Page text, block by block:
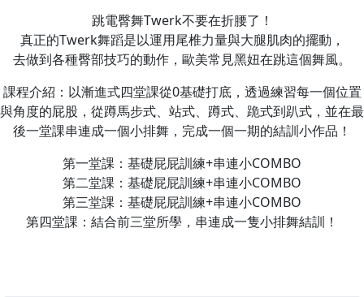
跳電臀舞Twerk不要在折腰了！
真正的Twerk舞蹈是以運用尾椎力量與大腿肌肉的擺動，
去做到各種臀部技巧的動作，歐美常見黑妞在跳這個舞風。
課程介紹：以漸進式四堂課從0基礎打底，透過練習每一個位置
與角度的屁股，從蹲馬步式、站式、蹲式、跪式到趴式，並在最
後一堂課串連成一個小排舞，完成一個一期的結訓小作品！
第一堂課：基礎屁屁訓練+串連小COMBO
第二堂課：基礎屁屁訓練+串連小COMBO
第三堂課：基礎屁屁訓練+串連小COMBO
第四堂課：結合前三堂所學，串連成一隻小排舞結訓！